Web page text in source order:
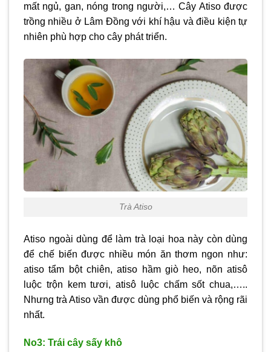
mất ngủ, gan, nóng trong người,… Cây Atiso được
trồng nhiều ở Lâm Đồng với khí hậu và điều kiện tự
nhiên phù hợp cho cây phát triển.
Trà Atiso
Atiso ngoài dùng để làm trà loại hoa này còn dùng
để chế biến được nhiều món ăn thơm ngon như:
atiso tẩm bột chiên, atiso hầm giò heo, nõn atisô
luộc trộn kem tươi, atisô luộc chấm sốt chua,…..
Nhưng trà Atiso vần được dùng phổ biến và rộng rãi
nhất.
No3: Trái cây sấy khô